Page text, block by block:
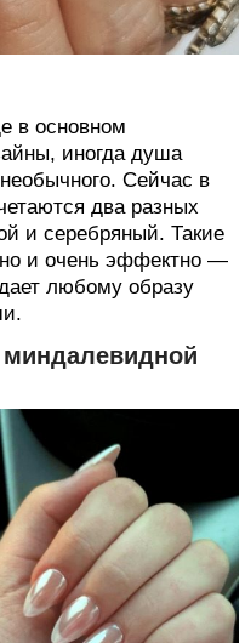
в основном
иногда душа
Сейчас в
два разных
и серебряный. Такие
и очень эффектно —
любому образу